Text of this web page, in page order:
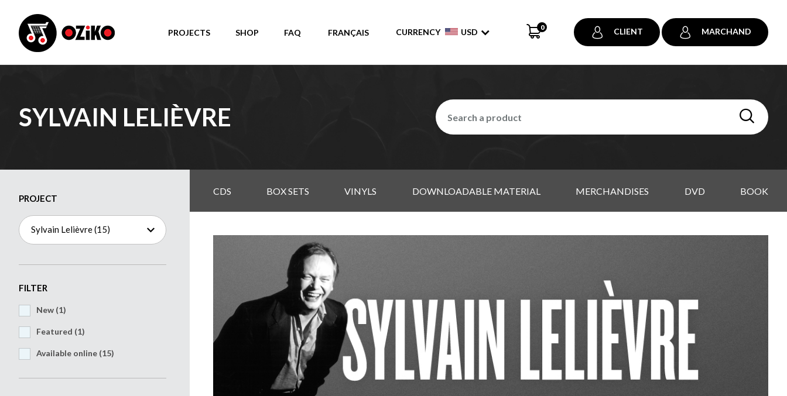
PROJECTS SHOP FAQ FRANÇAIS CURRENCY USD
0 CLIENT MARCHAND
SYLVAIN LELIÈVRE
PROJECT
Sylvain Lelièvre (15)
FILTER
New (1)
Featured (1)
Available online (15)
CDS BOX SETS VINYLS DOWNLOADABLE MATERIAL MERCHANDISES DVD BOOK